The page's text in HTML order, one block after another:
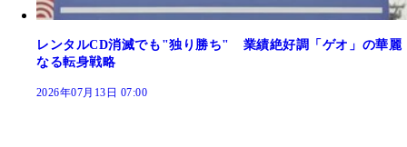
レンタルCD消滅でも"独り勝ち" 業績絶好調「ゲオ」の華麗
なる転身戦略
2026年07月13日 07:00